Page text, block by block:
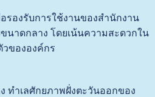
รองรับการใช้งานของสำนักงาน
นาดกลาง โดยเน้นความสะดวกใน
ขององค์กร
ทำเลศักยภาพฝั่งตะวันออกของ